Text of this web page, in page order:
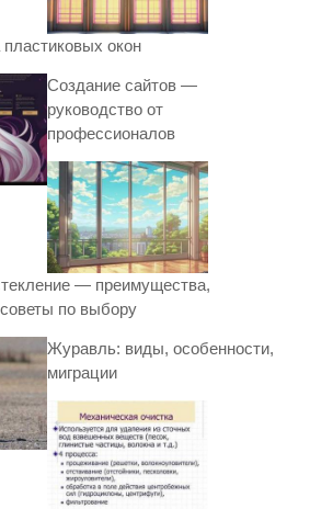
окон
Создание сайтов —
руководство от
профессионалов
— преимущества,
по выбору
Журавль: виды, особенности,
миграции